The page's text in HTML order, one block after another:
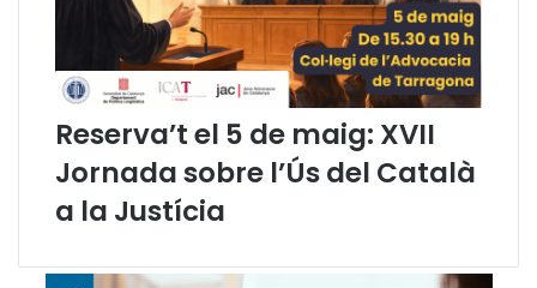
Reserva’t el 5 de maig: XVII
Jornada sobre l’Ús del Català
a la Justícia